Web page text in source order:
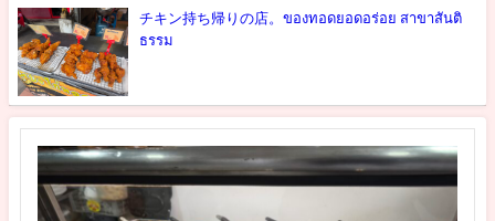
チキン持ち帰りの店。ของทอดยอดอร่อย สาขาสันติ
ธรรม